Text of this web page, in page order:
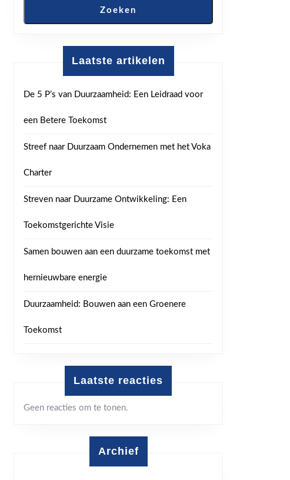
Zoeken
Laatste artikelen
De 5 P’s van Duurzaamheid: Een Leidraad voor
een Betere Toekomst
Streef naar Duurzaam Ondernemen met het Voka
Charter
Streven naar Duurzame Ontwikkeling: Een
Toekomstgerichte Visie
Samen bouwen aan een duurzame toekomst met
hernieuwbare energie
Duurzaamheid: Bouwen aan een Groenere
Toekomst
Laatste reacties
Geen reacties om te tonen.
Archief